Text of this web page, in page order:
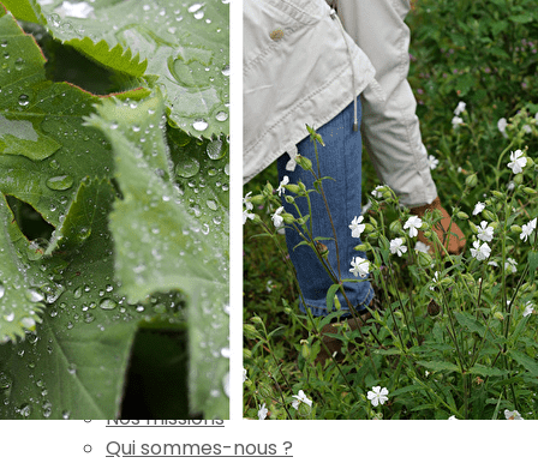
Exporter les lignes sélectionnées
Exporter toutes les colonnes
Exporter uniquement les colonnes affichées
Menu
Ajoutez un logo, un bouton, des réseaux sociaux
Cliquez pour éditer
Accueil▴
L'association
▴▾
Nos missions
Qui sommes-nous ?